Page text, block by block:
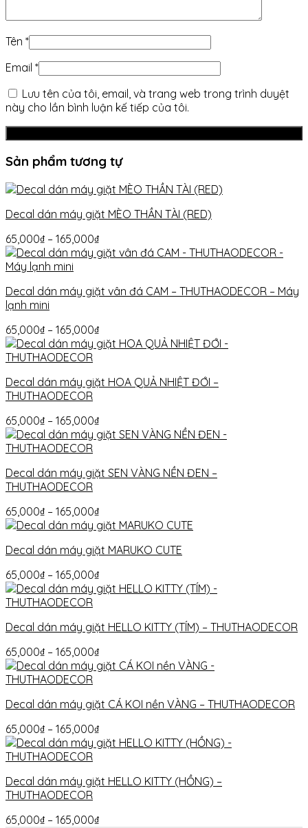
Tên *
Email *
Lưu tên của tôi, email, và trang web trong trình duyệt
này cho lần bình luận kế tiếp của tôi.
Sản phẩm tương tự
Decal dán máy giặt MÈO THẦN TÀI (RED)
65,000₫ – 165,000₫
Decal dán máy giặt vân đá CAM – THUTHAODECOR – Máy
lạnh mini
65,000₫ – 165,000₫
Decal dán máy giặt HOA QUẢ NHIỆT ĐỚI –
THUTHAODECOR
65,000₫ – 165,000₫
Decal dán máy giặt SEN VÀNG NỀN ĐEN –
THUTHAODECOR
65,000₫ – 165,000₫
Decal dán máy giặt MARUKO CUTE
65,000₫ – 165,000₫
Decal dán máy giặt HELLO KITTY (TÍM) – THUTHAODECOR
65,000₫ – 165,000₫
Decal dán máy giặt CÁ KOI nền VÀNG – THUTHAODECOR
65,000₫ – 165,000₫
Decal dán máy giặt HELLO KITTY (HỒNG) –
THUTHAODECOR
65,000₫ – 165,000₫